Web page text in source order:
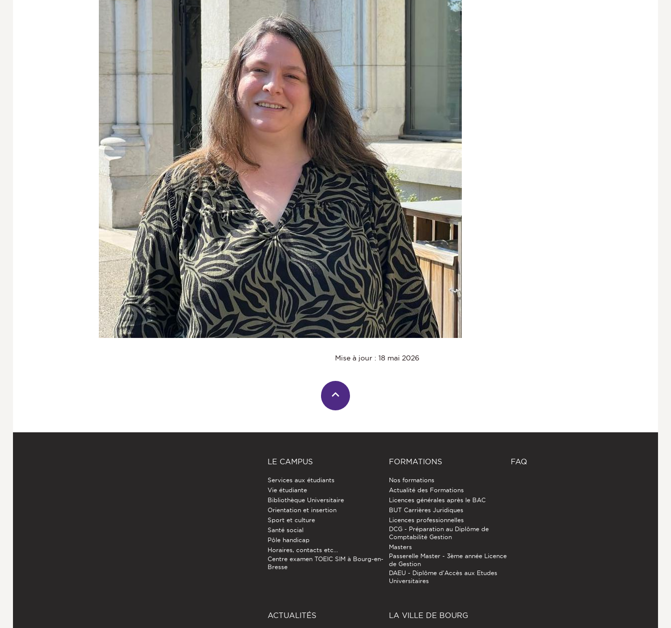
Mise à jour : 18 mai 2026
LE CAMPUS
Services aux étudiants
Vie étudiante
Bibliothèque Universitaire
Orientation et insertion
Sport et culture
Santé social
Pôle handicap
Horaires, contacts etc...
Centre examen TOEIC SIM à Bourg-en-
Bresse
FORMATIONS
Nos formations
Actualité des Formations
Licences générales après le BAC
BUT Carrières Juridiques
Licences professionnelles
DCG - Préparation au Diplôme de
Comptabilité Gestion
Masters
Passerelle Master - 3ème année Licence
de Gestion
DAEU - Diplôme d'Accès aux Etudes
Universitaires
FAQ
ACTUALITÉS LA VILLE DE BOURG